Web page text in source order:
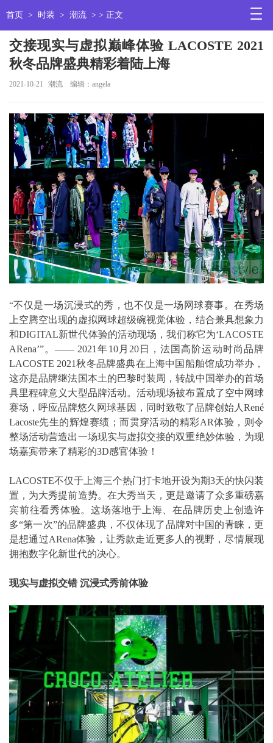
首页 > 时装 > 潮流 > > 正文
交接现实与虚拟巅峰体验 LACOSTE 2021
秋冬品牌盛典精彩着陆上海
2021-10-21 潮流 编辑：angela
“不仅是一场沉浸式的秀，也不仅是一场网球赛事。在秀场
上空腾空出现的虚拟网球超级碗视觉体验，结合兼具想象力
和DIGITAL新世代体验的活动现场，我们称它为‘LACOSTE
ARena’”。—— 2021年10月20日，法国高阶运动时尚品牌
LACOSTE 2021秋冬品牌盛典在上海中国船舶馆成功举办，
这亦是品牌继法国本土的巴黎时装周，转战中国举办的首场
具里程碑意义大型品牌活动。活动现场被布置成了空中网球
赛场，呼应品牌悠久网球基因，同时致敬了品牌创始人René
Lacoste先生的辉煌赛绩；而贯穿活动的精彩AR体验，则令
整场活动营造出一场现实与虚拟交接的双重绝妙体验，为现
场嘉宾带来了精彩的3D感官体验！
LACOSTE不仅于上海三个热门打卡地开设为期3天的快闪装
置，为大秀提前造势。在大秀当天，更是邀请了众多重磅嘉
宾前往看秀体验。这场落地于上海、在品牌历史上创造许
多“第一次”的品牌盛典，不仅体现了品牌对中国的青睐，更
是想通过ARena体验，让秀款走近更多人的视野，尽情展现
拥抱数字化新世代的决心。
现实与虚拟交错 沉浸式秀前体验